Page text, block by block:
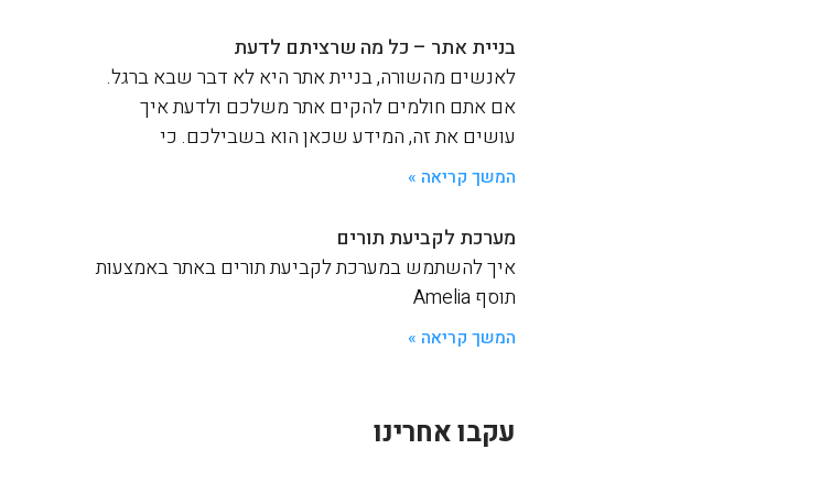
בניית אתר – כל מה שרציתם לדעת
לאנשים מהשורה, בניית אתר היא לא דבר שבא ברגל.
אם אתם חולמים להקים אתר משלכם ולדעת איך
עושים את זה, המידע שכאן הוא בשבילכם. כי
המשך קריאה »
מערכת לקביעת תורים
איך להשתמש במערכת לקביעת תורים באתר באמצעות
תוסף Amelia
המשך קריאה »
עקבו אחרינו